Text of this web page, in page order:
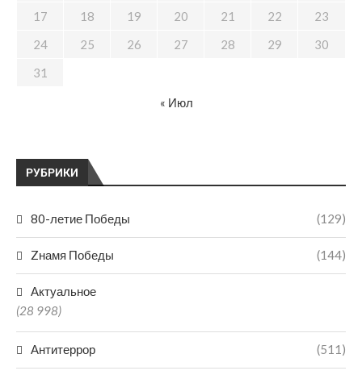
РУБРИКИ
80-летие Победы (129)
Zнамя Победы (144)
Актуальное
(28 998)
Антитеррор (511)
17
18 19 20 21 22
23
24
25 26 27 28 29
30
31
« Июл